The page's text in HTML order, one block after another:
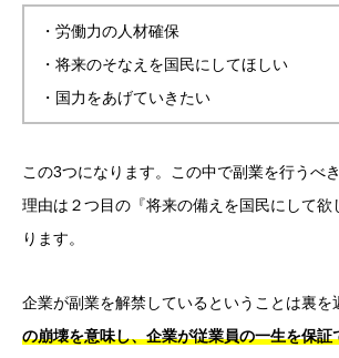
・労働力の人材確保
・将来のそなえを国民にしてほしい
・国力をあげていきたい
この3つになります。この中で副業を行うべ
理由は２つ目の『将来の備えを国民にして欲
ります。
企業が副業を解禁しているということは裏を
の崩壊を意味し、企業が従業員の一生を保証